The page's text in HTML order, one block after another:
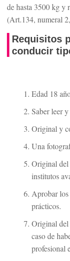
de hasta 3500 kg y
(Art.134, numeral
Requisitos
conducir
Edad 18
Saber leer
Original y
Una
Original del
institutos
Aprobar los
prácticos.
Original del
caso de
profesional